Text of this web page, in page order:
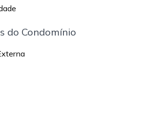
do Condomínio